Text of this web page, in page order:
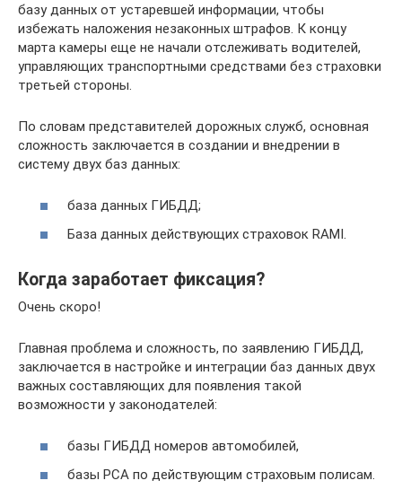
базу данных от устаревшей информации, чтобы
избежать наложения незаконных штрафов. К концу
марта камеры еще не начали отслеживать водителей,
управляющих транспортными средствами без страховки
третьей стороны.
По словам представителей дорожных служб, основная
сложность заключается в создании и внедрении в
систему двух баз данных:
база данных ГИБДД;
База данных действующих страховок RAMI.
Когда заработает фиксация?
Очень скоро!
Главная проблема и сложность, по заявлению ГИБДД,
заключается в настройке и интеграции баз данных двух
важных составляющих для появления такой
возможности у законодателей:
базы ГИБДД номеров автомобилей,
базы РСА по действующим страховым полисам.